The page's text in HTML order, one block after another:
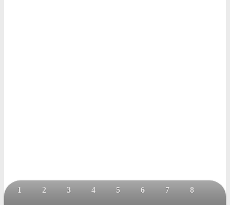
1 2 3 4 5 6 7 8